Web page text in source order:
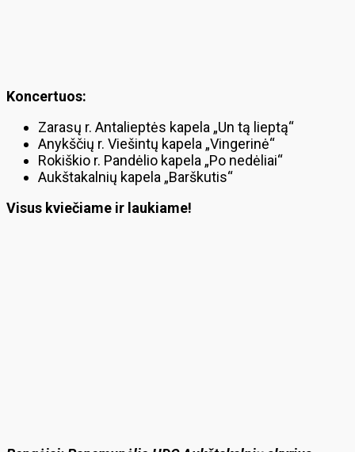
Koncertuos:
Zarasų r. Antalieptės kapela „Un tą lieptą“
Anykščių r. Viešintų kapela „Vingerinė“
Rokiškio r. Pandėlio kapela „Po nedėliai“
Aukštakalnių kapela „Barškutis“
Visus kviečiame ir laukiame!